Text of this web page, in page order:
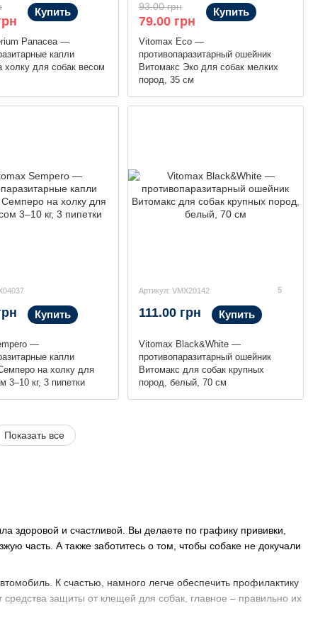
здоровой и счастливой. Вы делаете по графику прививки,
часть. А также заботитесь о том, чтобы собаке не докучали
К счастью, намного легче обеспечить профилактику
защиты от клещей для собак, главное – правильно их
Panacea —
капли
холку для собак весом
Купить
Vitomax Eco —
противопаразитарный ошейник
Витомакс Эко для собак мелких
пород, 35 см
93.00 грн
79.00 грн
Купить
—
капли
на холку для
3–10 кг, 3 пипетки
Купить
Артикул: VMX20142 5
Vitomax Black&White —
противопаразитарный ошейник
Витомакс для собак крупных
пород, белый, 70 см
111.00 грн Купить
Показать все